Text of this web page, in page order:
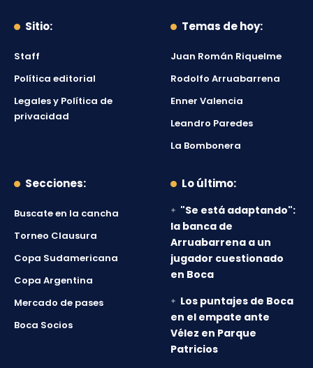
Sitio:
Staff
Política editorial
Legales y Política de
privacidad
Temas de hoy:
Juan Román Riquelme
Rodolfo Arruabarrena
Enner Valencia
Leandro Paredes
La Bombonera
Secciones:
Buscate en la cancha
Torneo Clausura
Copa Sudamericana
Copa Argentina
Mercado de pases
Boca Socios
Lo último:
"Se está adaptando":
la banca de
Arruabarrena a un
jugador cuestionado
en Boca
Los puntajes de Boca
en el empate ante
Vélez en Parque
Patricios